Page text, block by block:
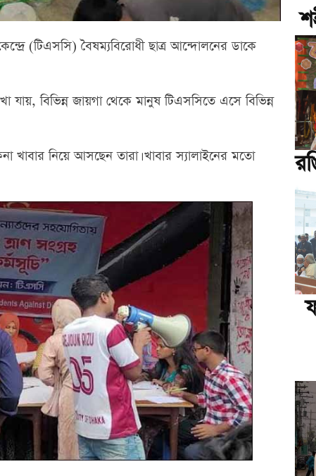
(টিএসসি) বৈষম্যবিরোধী ছাত্র আন্দোলনের ডাকে
বিভিন্ন জায়গা থেকে মানুষ টিএসসিতে এসে বিভিন্ন
খাবার নিয়ে আসছেন তারা। খাবার স্যালাইনের মতো